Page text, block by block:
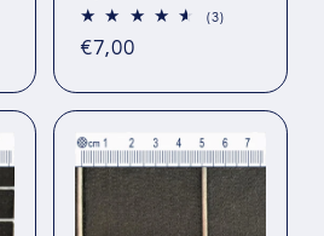
(3)3
Cena
€7,00